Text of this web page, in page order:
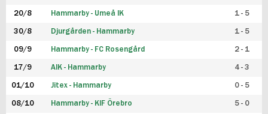
20/8 Hammarby - Umeå IK 1 - 5
30/8 Djurgården - Hammarby 1 - 5
09/9 Hammarby - FC Rosengård 2 - 1
17/9 AIK - Hammarby 4 - 3
01/10 Jitex - Hammarby 0 - 5
08/10 Hammarby - KIF Örebro 5 - 0